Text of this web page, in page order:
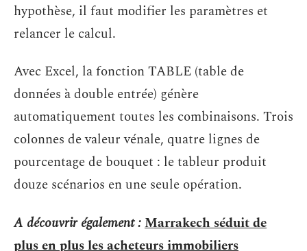
hypothèse, il faut modifier les paramètres et
relancer le calcul.
Avec Excel, la fonction TABLE (table de
données à double entrée) génère
automatiquement toutes les combinaisons. Trois
colonnes de valeur vénale, quatre lignes de
pourcentage de bouquet : le tableur produit
douze scénarios en une seule opération.
A découvrir également :Marrakech séduit de
plus en plus les acheteurs immobiliers